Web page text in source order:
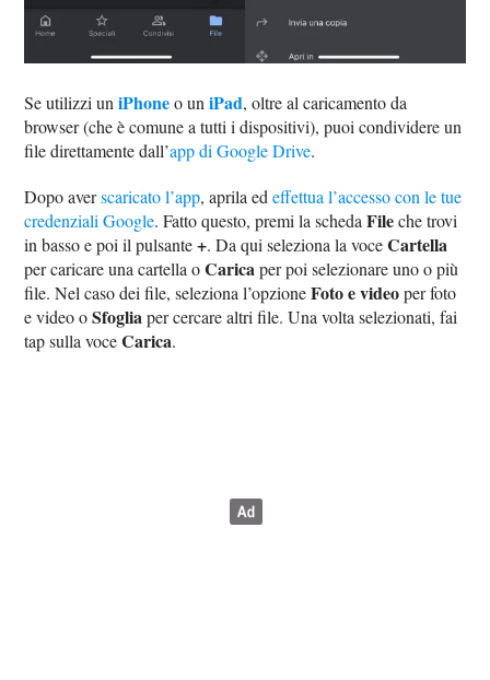
Se utilizzi uniPhoneo uniPad, oltre al caricamento da
browser (che è comune a tutti i dispositivi), puoi condividere un
file direttamente dall’app di Google Drive.
Dopo averscaricato l’app, aprila edeffettua l’accesso con le tue
credenziali Google. Fatto questo, premi la schedaFileche trovi
in basso e poi il pulsante+. Da qui seleziona la voceCartella
per caricare una cartella oCaricaper poi selezionare uno o più
file. Nel caso dei file, seleziona l’opzioneFoto e videoper foto
e video oSfogliaper cercare altri file. Una volta selezionati, fai
tap sulla voceCarica.